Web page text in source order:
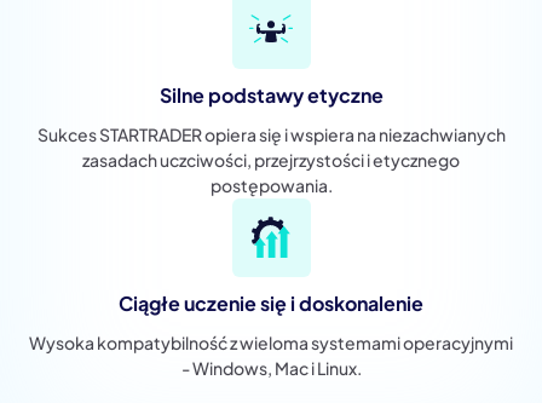
Silne podstawy etyczne
Sukces STARTRADER opiera się i wspiera na niezachwianych
zasadach uczciwości, przejrzystości i etycznego
postępowania.
Ciągłe uczenie się i doskonalenie
Wysoka kompatybilność z wieloma systemami operacyjnymi
- Windows, Mac i Linux.